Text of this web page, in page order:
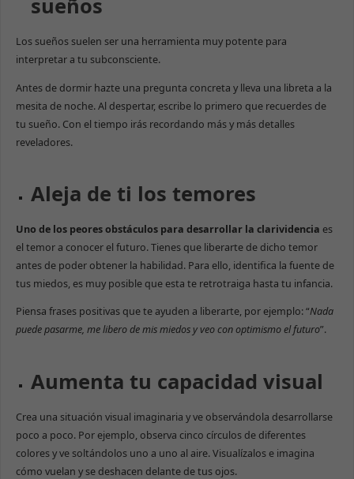
sueños
Los sueños suelen ser una herramienta muy potente para
interpretar a tu subconsciente.
Antes de dormir hazte una pregunta concreta y lleva una libreta a la
mesita de noche. Al despertar, escribe lo primero que recuerdes de
tu sueño. Con el tiempo irás recordando más y más detalles
reveladores.
Aleja de ti los temores
Uno de los peores obstáculos para desarrollar la clarividencia es
el temor a conocer el futuro. Tienes que liberarte de dicho temor
antes de poder obtener la habilidad. Para ello, identifica la fuente de
tus miedos, es muy posible que esta te retrotraiga hasta tu infancia.
Piensa frases positivas que te ayuden a liberarte, por ejemplo: “Nada
puede pasarme, me libero de mis miedos y veo con optimismo el futuro”.
Aumenta tu capacidad visual
Crea una situación visual imaginaria y ve observándola desarrollarse
poco a poco. Por ejemplo, observa cinco círculos de diferentes
colores y ve soltándolos uno a uno al aire. Visualízalos e imagina
cómo vuelan y se deshacen delante de tus ojos.